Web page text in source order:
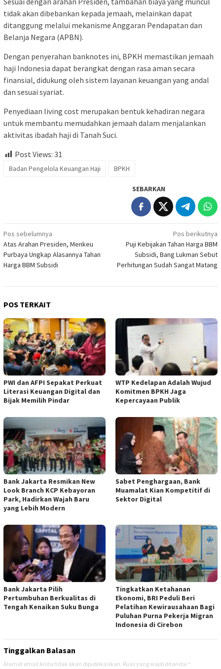
tidak akan dibebankan kepada jemaah, melainkan dapat
ditanggung melalui mekanisme Anggaran Pendapatan dan
Belanja Negara (APBN).
Dengan penyerahan banknotes ini, BPKH memastikan jemaah
haji Indonesia dapat berangkat dengan rasa aman secara
finansial, didukung oleh sistem layanan keuangan yang andal
dan sesuai syariat.
Penyediaan living cost merupakan bentuk kehadiran negara
untuk membantu memudahkan jemaah dalam menjalankan
aktivitas ibadah haji di Tanah Suci.
Post Views: 31
Badan Pengelola Keuangan Haji BPKH
SEBARKAN
Navigasi
pos
Pos sebelumnya
Atas Arahan Presiden, Menkeu
Purbaya Ungkap Alasannya Tahan
Harga BBM Subsidi
Pos berikutnya
Puji Kebijakan Tahan Harga BBM
Subsidi, Bang Lukman Sebut
Perhitungan Sudah Sangat Matang
POS TERKAIT
PWI dan AFPI Sepakat Perkuat
Literasi Keuangan Digital dan
Bijak Memilih Pindar
WTP Kedelapan Adalah Wujud
Komitmen BPKH Jaga
Kepercayaan Publik
Bank Jakarta Resmikan New
Look Branch KCP Kebayoran
Park, Hadirkan Wajah Baru
yang Lebih Modern
Sabet Penghargaan, Bank
Muamalat Kian Kompetitif di
Sektor Digital
Bank Jakarta Pilih
Pertumbuhan Berkualitas di
Tengah Kenaikan Suku Bunga
Tingkatkan Ketahanan
Ekonomi, BRI Peduli Beri
Pelatihan Kewirausahaan Bagi
Puluhan Purna Pekerja Migran
Indonesia di Cirebon
Tinggalkan Balasan
Alamat email Anda tidak akan dipublikasikan. Ruas yang wajib ditandai *